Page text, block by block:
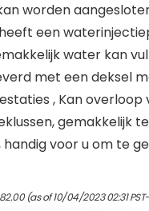
worden
een
water kan
met een deksel
, Kan overloop
gemakkelijk
voor u om te
(as of 10/04/2023 02:31 PST-